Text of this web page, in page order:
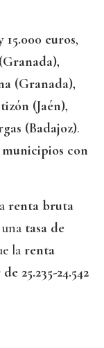
15.000 euros,
(Granada),
(Jaén),
(Badajoz).
municipios con
renta bruta
tasa de
la renta
25.235-24.542